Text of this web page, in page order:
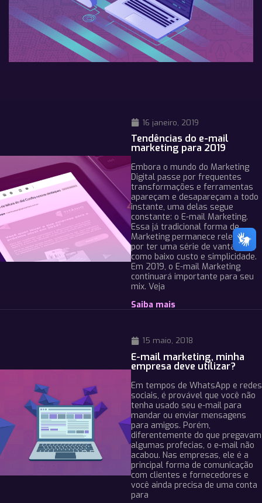
16 janeiro, 2019
Tendências do e-mail
marketing para 2019
Embora o mundo do Marketing
Digital passe por frequentes
transformações e ferramentas
apareçam e desapareçam a todo
instante, uma delas segue
constante: o E-mail Marketing.
Essa já tradicional forma de
Marketing permanece relevante
por ter uma série de vantagens,
como baixo custo e simplicidade.
Em 2019, o E-mail Marketing
continuará importante para seu
mix. Veja
Saiba mais
15 maio, 2018
E-mail marketing, minha
empresa deve utilizar?
Em tempos de WhatsApp e redes
sociais, é provável que você não
tenha usado seu e-mail para
mandar ou enviar mensagens
para amigos. Porém,
diferentemente do que pregavam
algumas profecias, o e-mail não
acabou. Nas empresas, ele é a
principal forma de comunicação
com clientes e fornecedores e
você ainda precisa de uma conta
para